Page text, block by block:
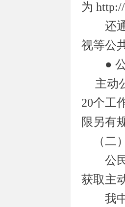
为
还通
视等公
●
主动
20个工
限另有
（二
公民
获取主
我